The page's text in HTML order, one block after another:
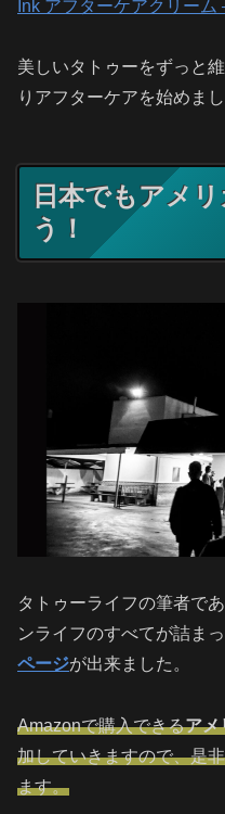
Ink アフターケアクリーム
美しいタトゥーをずっと
りアフターケアを始めまし
日本でもアメ
う！
タトゥーライフの筆者で
ンライフのすべてが詰ま
ページが出来ました。
Amazonで購入できるアメ
加していきますので、是
ます。